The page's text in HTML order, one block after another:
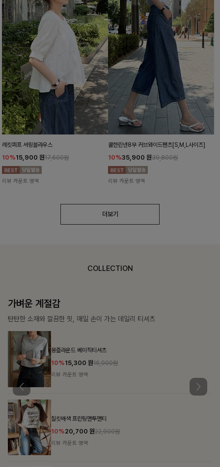
레킷퍼프 셔링블라우스
10%15,900 원17,600원
리뷰 카운트 영역
쿨한린넨8부 커브와이드팬츠[S,M,L사이즈]
10%35,900 원39,800원
리뷰 카운트 영역
더보기
COLLECTION
가장 쉬운 코디
특별한 날부터 일상까지 함께하는 룩